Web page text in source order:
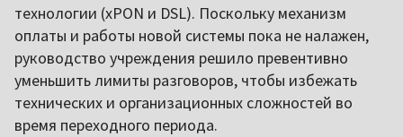
технологии (xPON и DSL). Поскольку механизм
оплаты и работы новой системы пока не налажен,
руководство учреждения решило превентивно
уменьшить лимиты разговоров, чтобы избежать
технических и организационных сложностей во
время переходного периода.